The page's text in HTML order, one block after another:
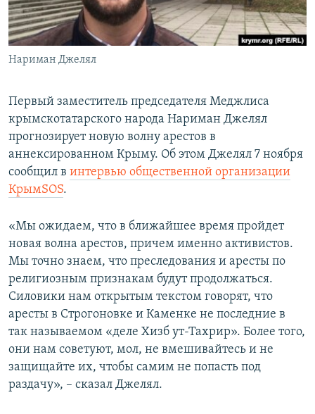
ПОБЕДИТЕЛЕЙ НЕ СУДЯТ?
КРЫМ.НЕПОКОРЕННЫЙ
ELIFBE
ПРИСОЕДИНЯЙТЕСЬ!
Все сайты RFE/RL
Нариман Джелял
Первый заместитель председателя Меджлиса
крымскотатарского народа Нариман Джелял
прогнозирует новую волну арестов в
аннексированном Крыму. Об этом Джелял 7 ноября
сообщил в интервью общественной организации
КрымSOS.
«Мы ожидаем, что в ближайшее время пройдет
новая волна арестов, причем именно активистов.
Мы точно знаем, что преследования и аресты по
религиозным признакам будут продолжаться.
Силовики нам открытым текстом говорят, что
аресты в Строгоновке и Каменке не последние в
так называемом «деле Хизб ут-Тахрир». Более того,
они нам советуют, мол, не вмешивайтесь и не
защищайте их, чтобы самим не попасть под
раздачу», – сказал Джелял.​